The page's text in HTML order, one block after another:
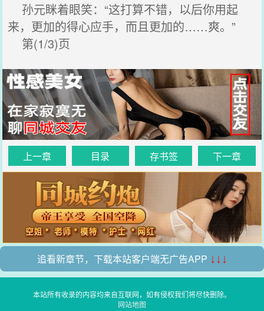
孙元眯着眼笑：“这打算不错，以后你用起
来，更加的得心应手，而且更加的……爽。”
第(1/3)页
上一章 目录 存书签 下一章
追看新章节，下载本站客户端无广告APP ↓↓↓
本站所有收录的内容均来自互联网，如有侵权我们将尽快删除。
网站地图